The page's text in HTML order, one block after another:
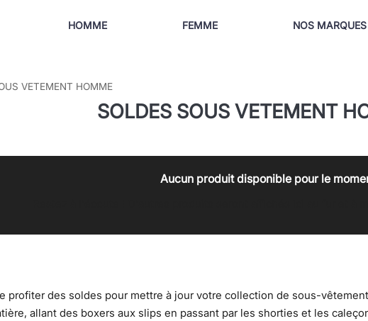
HOMME FEMME NOS MARQUES
VETEMENT HOMME
SOLDES SOUS VETEMENT
Aucun produit disponible pour le
profiter des soldes pour mettre à jour votre collection de sous-
allant des boxers aux slips en passant par les shorties et les